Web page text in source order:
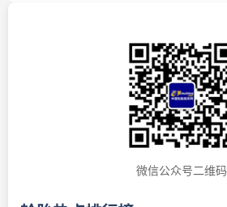
微信公众号二维码